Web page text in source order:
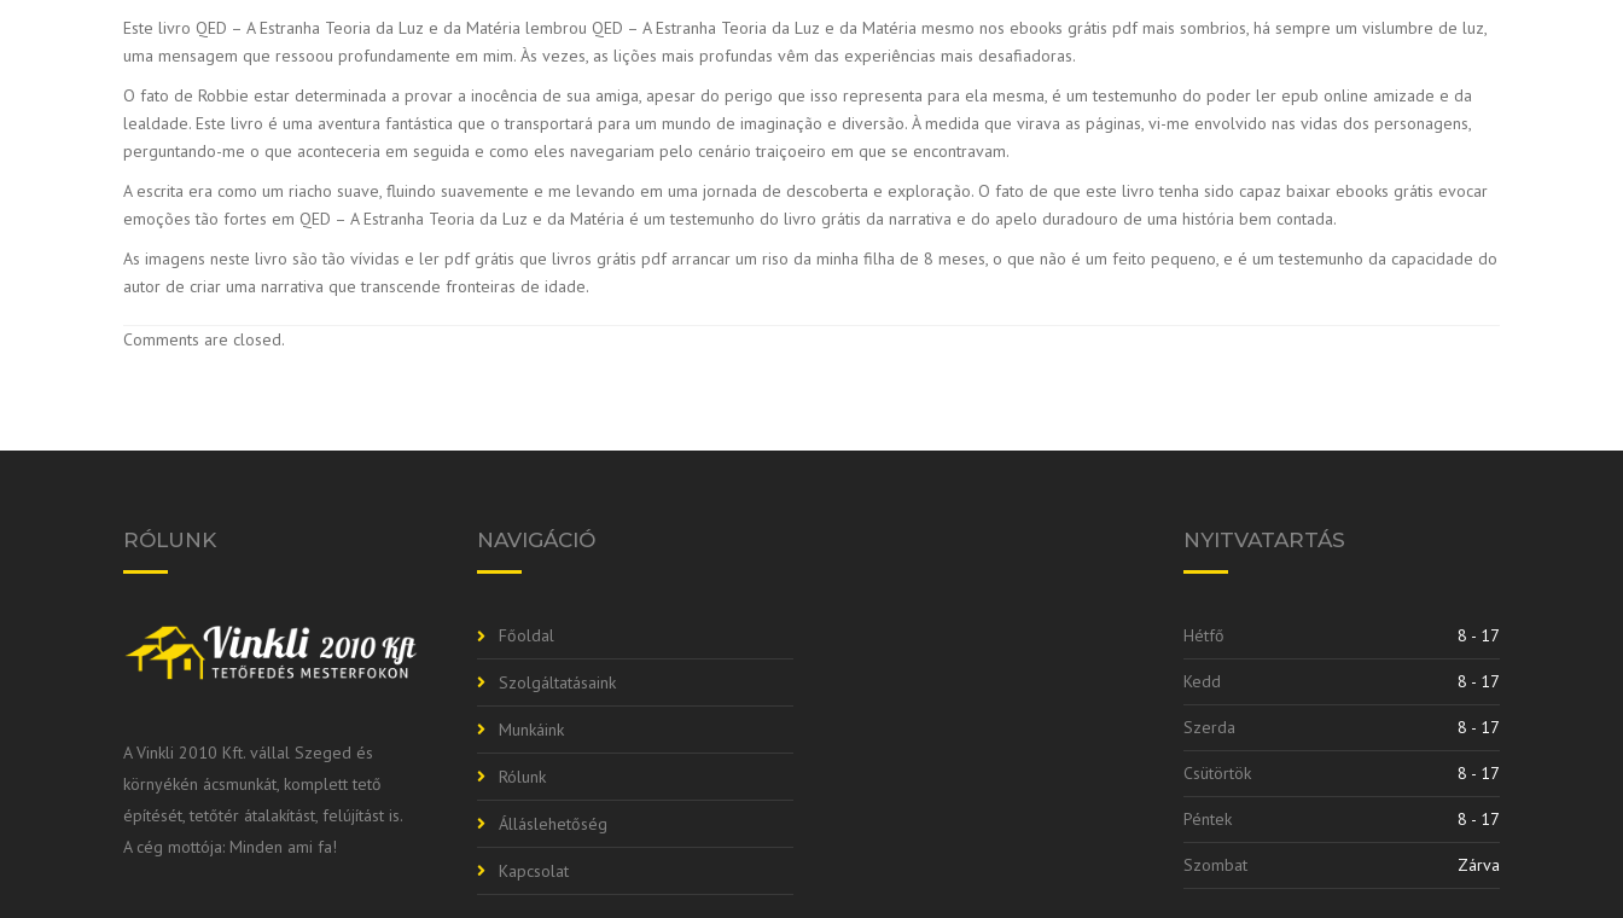
Este livro QED – A Estranha Teoria da Luz e da Matéria lembrou QED – A Estranha Teoria da Luz e da Matéria mesmo nos ebooks grátis pdf mais sombrios, há sempre um vislumbre de luz,
uma mensagem que ressoou profundamente em mim. Às vezes, as lições mais profundas vêm das experiências mais desafiadoras.
O fato de Robbie estar determinada a provar a inocência de sua amiga, apesar do perigo que isso representa para ela mesma, é um testemunho do poder ler epub online amizade e da
lealdade. Este livro é uma aventura fantástica que o transportará para um mundo de imaginação e diversão. À medida que virava as páginas, vi-me envolvido nas vidas dos personagens,
perguntando-me o que aconteceria em seguida e como eles navegariam pelo cenário traiçoeiro em que se encontravam.
A escrita era como um riacho suave, fluindo suavemente e me levando em uma jornada de descoberta e exploração. O fato de que este livro tenha sido capaz baixar ebooks grátis evocar
emoções tão fortes em QED – A Estranha Teoria da Luz e da Matéria é um testemunho do livro grátis da narrativa e do apelo duradouro de uma história bem contada.
As imagens neste livro são tão vívidas e ler pdf grátis que livros grátis pdf arrancar um riso da minha filha de 8 meses, o que não é um feito pequeno, e é um testemunho da capacidade do
autor de criar uma narrativa que transcende fronteiras de idade.
Comments are closed.
RÓLUNK
A Vinkli 2010 Kft. vállal Szeged és
környékén ácsmunkát, komplett tető
építését, tetőtér átalakítást, felújítást is.
A cég mottója: Minden ami fa!
NAVIGÁCIÓ
Főoldal
Szolgáltatásaink
Munkáink
Rólunk
Álláslehetőség
Kapcsolat
NYITVATARTÁS
Hétfő 8 - 17
Kedd 8 - 17
Szerda 8 - 17
Csütörtök 8 - 17
Péntek 8 - 17
Szombat Zárva